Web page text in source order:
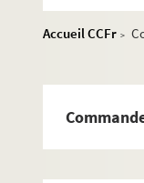
Accueil CCFr >
A